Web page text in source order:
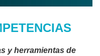
y herramientas de